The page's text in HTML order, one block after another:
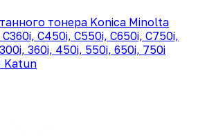
тонера Konica Minolta
C450i, C550i, C650i, C750i,
360i, 450i, 550i, 650i, 750i
Katun